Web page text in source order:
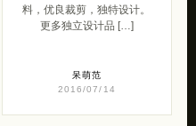
料，优良裁剪，独特设计。
更多独立设计品 […]
呆萌范
2016/07/14